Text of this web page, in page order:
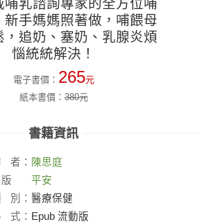
哺乳諮詢專家的全方位哺
新手媽媽照著做，哺餵母
，追奶、塞奶、乳腺炎煩
惱統統解決！
電子書價： 265元
紙本書價：380元
書籍資訊
者： 陳思庭
平安
別： 醫療保健
式： Epub 流動版